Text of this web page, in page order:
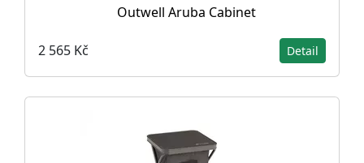
Outwell Aruba Cabinet
2 565 Kč Detail